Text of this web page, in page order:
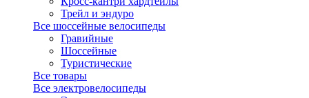
Трейл и эндуро
Все шоссейные велосипеды
Гравийные
Шоссейные
Туристические
Все товары
Все электровелосипеды